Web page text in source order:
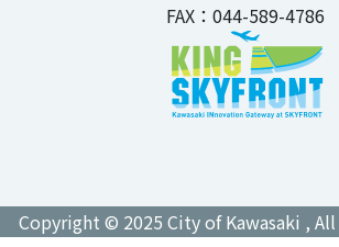
FAX：044-589-4786
Copyright © 2025 City of Kawasaki , All